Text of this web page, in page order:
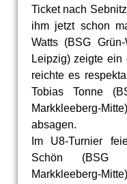
Ticket nach
ihm jetzt schon
Watts (BSG
Leipzig) zeigte ein
reichte es
Tobias Tonne
Markkleeberg-
absagen.
Im U8-Turnier
Schön (BSG
Markkleeberg-